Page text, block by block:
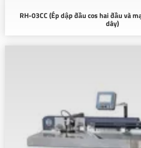
RH-03CC (Ép dập đầu cos hai đầu và
dây)